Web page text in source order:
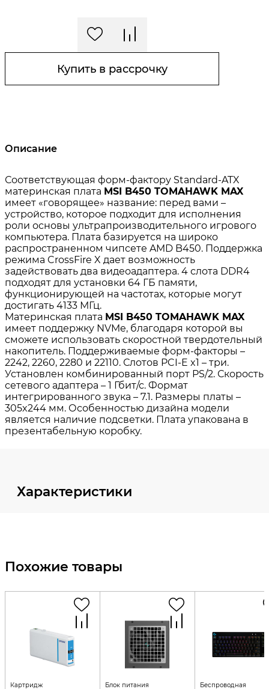
Купить в рассрочку
Описание
Характеристики
Похожие товары
Картридж
Блок питания
Беспроводная